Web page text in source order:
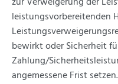
leistungsvorbereitenden
bewirkt oder Sicherheit
Zahlung/
angemessene Frist setzen.